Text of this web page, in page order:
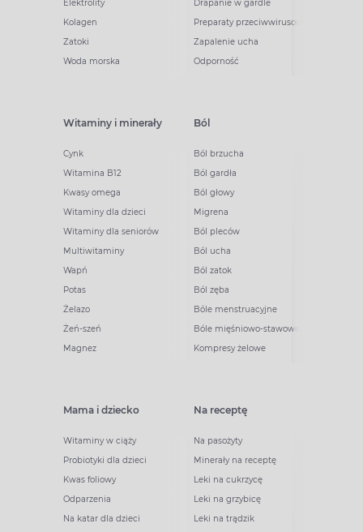
Elektrolity
Kolagen
Zatoki
Woda morska
Drapanie w gardle
Preparaty przeciwwirusowe
Zapalenie ucha
Odporność
Witaminy i minerały
Cynk
Witamina B12
Kwasy omega
Witaminy dla dzieci
Witaminy dla seniorów
Multiwitaminy
Wapń
Potas
Żelazo
Żeń-szeń
Magnez
Ból
Ból brzucha
Ból gardła
Ból głowy
Migrena
Ból pleców
Ból ucha
Ból zatok
Ból zęba
Bóle menstruacyjne
Bóle mięśniowo-stawowe
Kompresy żelowe
Mama i dziecko
Witaminy w ciąży
Probiotyki dla dzieci
Kwas foliowy
Odparzenia
Na katar dla dzieci
Na receptę
Na pasożyty
Minerały na receptę
Leki na cukrzycę
Leki na grzybicę
Leki na trądzik